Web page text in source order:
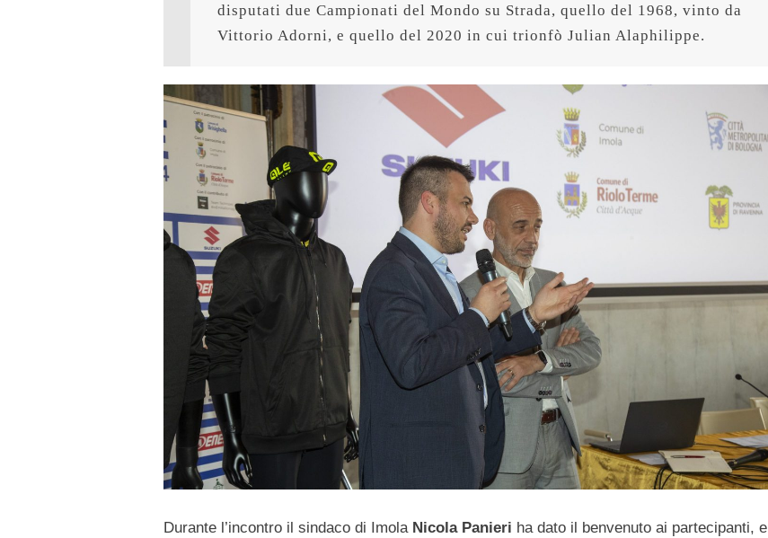
disputati due Campionati del Mondo su Strada, quello del 1968, vinto da
Vittorio Adorni, e quello del 2020 in cui trionfò Julian Alaphilippe.
Durante l’incontro il sindaco di Imola Nicola Panieri ha dato il benvenuto ai partecipanti, e